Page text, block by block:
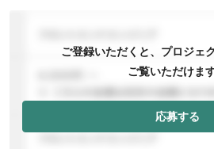
ご登録いただくと、プロジェ
ご覧いただけます
応募する